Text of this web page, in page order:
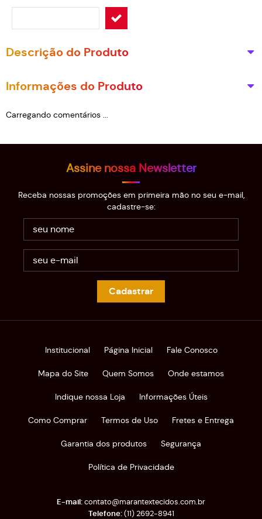
Descrição do Produto
Informações do Produto
Carregando comentários ...
Assine nossa Newsletter
Receba nossas promoções em primeira mão no seu e-mail,
cadastre-se:
Cadastrar
Institucional Página Inicial Fale Conosco
Mapa do Site Quem Somos Onde estamos
Indique nossa Loja Informações Úteis
Como Comprar Termos de Uso Fretes e Entrega
Garantia dos produtos Segurança
Política de Privacidade
(11)2692-8941
contato@marantextecidos.com.br